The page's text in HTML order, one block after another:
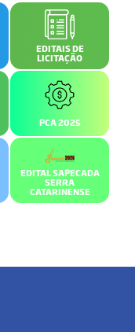
EDITAIS DE
LICITAÇÃO
PCA 2025
EDITAL SAPECADA
SERRA
CATARINENSE